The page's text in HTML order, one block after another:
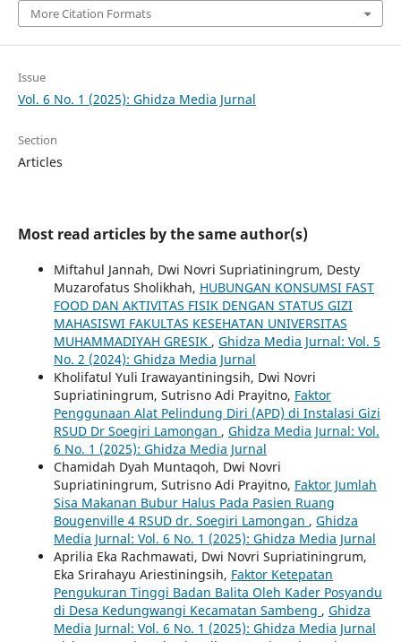
More Citation Formats
Issue
Vol. 6 No. 1 (2025): Ghidza Media Jurnal
Section
Articles
Most read articles by the same author(s)
Miftahul Jannah, Dwi Novri Supriatiningrum, Desty
Muzarofatus Sholikhah, HUBUNGAN KONSUMSI FAST
FOOD DAN AKTIVITAS FISIK DENGAN STATUS GIZI
MAHASISWI FAKULTAS KESEHATAN UNIVERSITAS
MUHAMMADIYAH GRESIK , Ghidza Media Jurnal: Vol. 5
No. 2 (2024): Ghidza Media Jurnal
Kholifatul Yuli Irawayantiningsih, Dwi Novri
Supriatiningrum, Sutrisno Adi Prayitno, Faktor
Penggunaan Alat Pelindung Diri (APD) di Instalasi Gizi
RSUD Dr Soegiri Lamongan , Ghidza Media Jurnal: Vol.
6 No. 1 (2025): Ghidza Media Jurnal
Chamidah Dyah Muntaqoh, Dwi Novri
Supriatiningrum, Sutrisno Adi Prayitno, Faktor Jumlah
Sisa Makanan Bubur Halus Pada Pasien Ruang
Bougenville 4 RSUD dr. Soegiri Lamongan , Ghidza
Media Jurnal: Vol. 6 No. 1 (2025): Ghidza Media Jurnal
Aprilia Eka Rachmawati, Dwi Novri Supriatiningrum,
Eka Srirahayu Ariestiningsih, Faktor Ketepatan
Pengukuran Tinggi Badan Balita Oleh Kader Posyandu
di Desa Kedungwangi Kecamatan Sambeng , Ghidza
Media Jurnal: Vol. 6 No. 1 (2025): Ghidza Media Jurnal